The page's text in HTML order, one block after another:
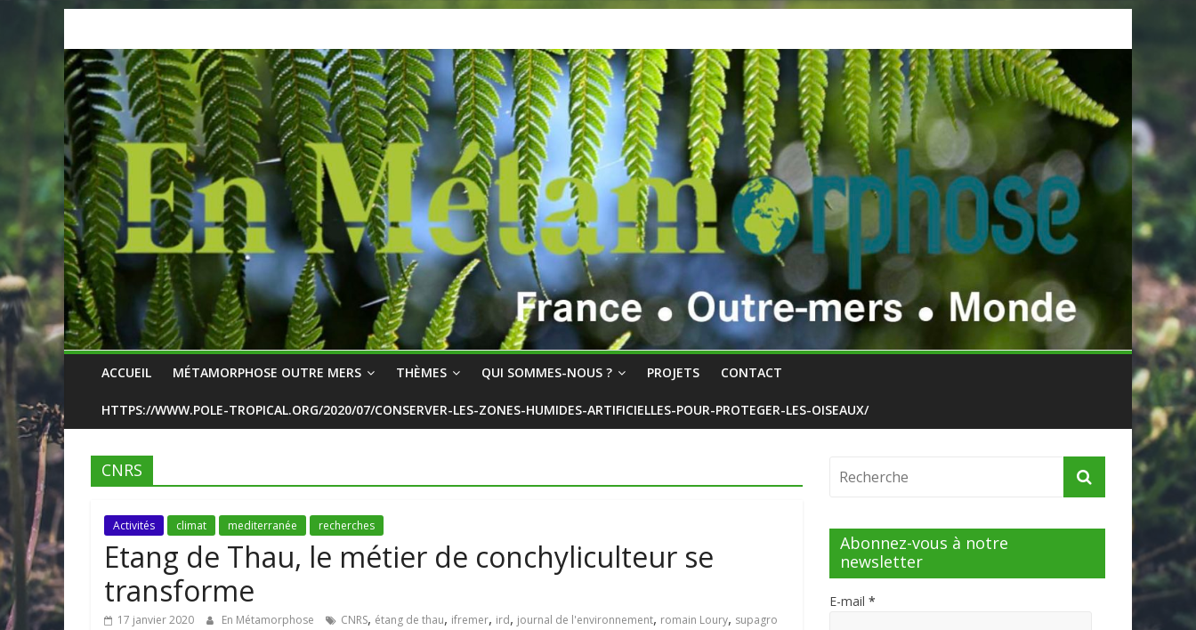
content
ACCUEIL MÉTAMORPHOSE OUTRE MERS THÈMES QUI SOMMES-NOUS ? PROJETS CONTACT
HTTPS://WWW.POLE-TROPICAL.ORG/2020/07/CONSERVER-LES-ZONES-HUMIDES-ARTIFICIELLES-POUR-PROTEGER-LES-OISEAUX/
CNRS
Activités climat mediterranée recherches
Etang de Thau, le métier de conchyliculteur se
transforme
17 janvier 2020 En Métamorphose CNRS, étang de thau, ifremer, ird, journal de l'environnement, romain Loury, supagro
Abonnez-vous à notre
newsletter
E-mail *